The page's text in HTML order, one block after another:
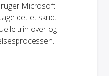
Microsoft
det et skridt
trin over og